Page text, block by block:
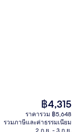
ราคา
ปัจจุบัน
คือ
฿4,315
฿4,315
ราคารวม ฿5,648
รวมภาษีและค่าธรรมเนียม